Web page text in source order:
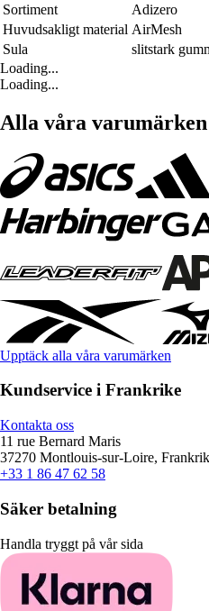
Sortiment
Adizero
Huvudsakligt material AirMesh
Sula
slitstark
Loading...
Loading...
Alla våra varumärken
Upptäck alla våra varumärken
Kundservice i Frankrike
Kontakta oss
11 rue Bernard Maris
37270 Montlouis-sur-Loire,
+33 1 86 47 62 58
Säker betalning
Handla tryggt på vår sida